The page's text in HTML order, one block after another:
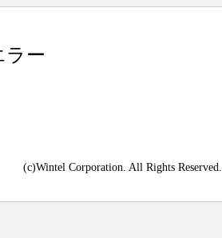
ラー
(c)Wintel Corporation. All Rights Reserved.